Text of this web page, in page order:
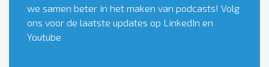
we samen beter in het maken van podcasts! Volg
ons voor de laatste updates op LinkedIn en
Youtube